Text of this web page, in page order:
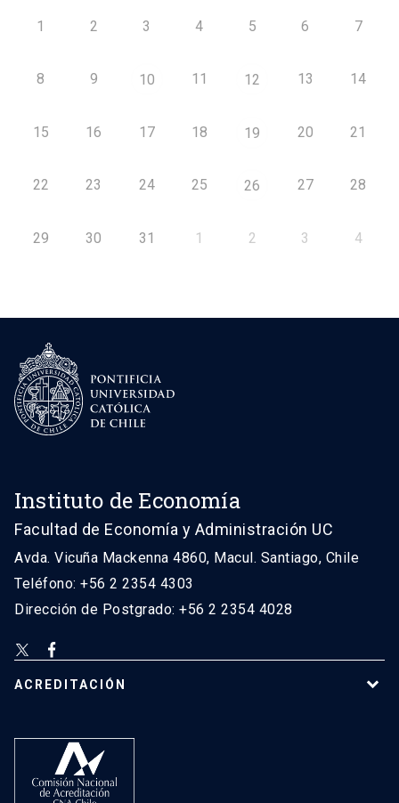
1 2 3 4 5 6 7
8 9 10 11 12 13 14
15 16 17 18 19 20 21
22 23 24 25 26 27 28
29 30 31 1 2 3 4
Instituto de Economía
Facultad de Economía y Administración UC
Avda. Vicuña Mackenna 4860, Macul. Santiago, Chile
Teléfono: +56 2 2354 4303
Dirección de Postgrado: +56 2 2354 4028
ACREDITACIÓN